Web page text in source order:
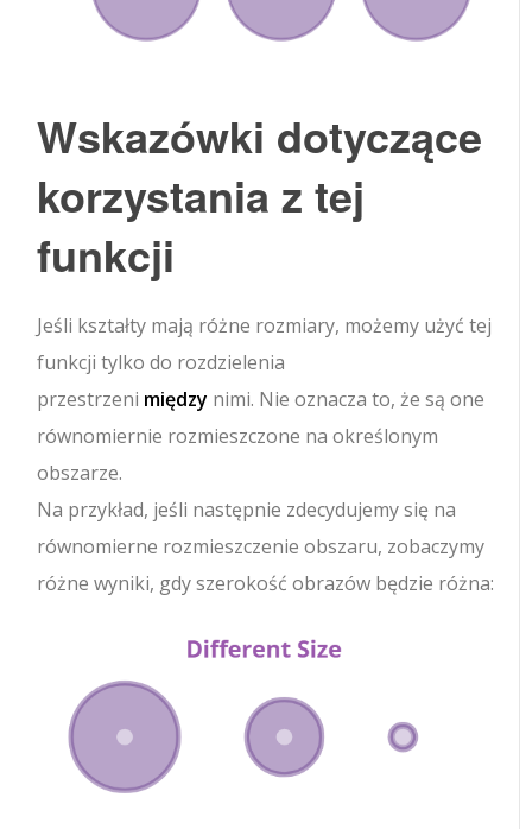
Wskazówki dotyczące
korzystania z tej
funkcji
Jeśli kształty mają różne rozmiary, możemy użyć tej
funkcji tylko do rozdzielenia
przestrzeni między nimi. Nie oznacza to, że są one
równomiernie rozmieszczone na określonym
obszarze.
Na przykład, jeśli następnie zdecydujemy się na
równomierne rozmieszczenie obszaru, zobaczymy
różne wyniki, gdy szerokość obrazów będzie różna: